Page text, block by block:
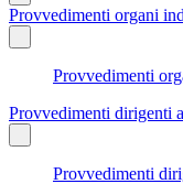
Provvedimenti organi
Provvedimenti
Provvedimenti dirigenti
Provvedimenti